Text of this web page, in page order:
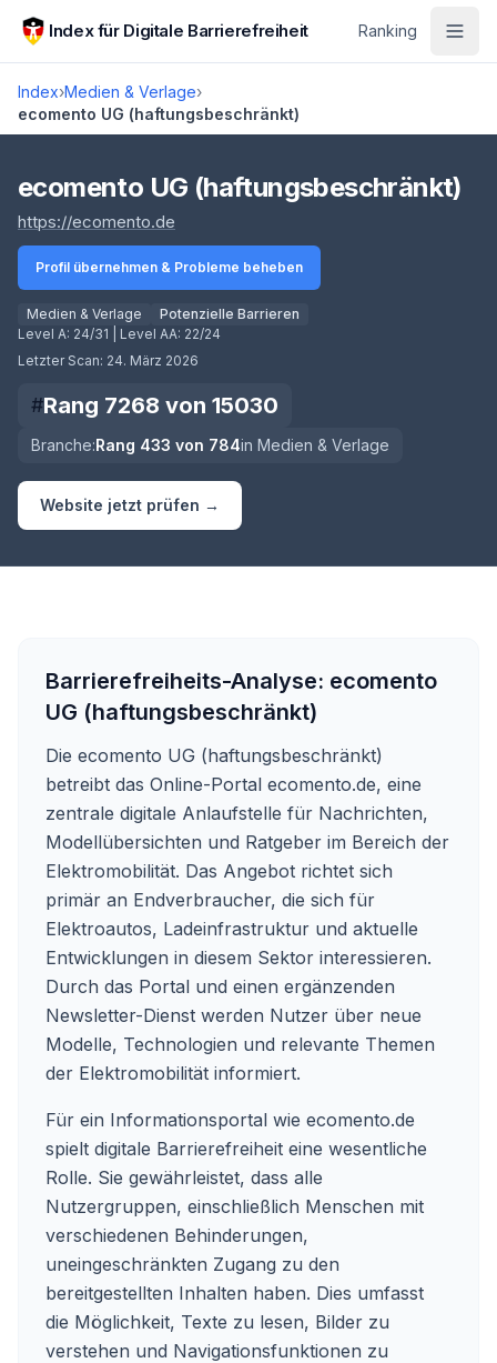
Zum Hauptinhalt springen
Index für Digitale Barrierefreiheit Ranking
Index›Medien & Verlage›
ecomento UG (haftungsbeschränkt)
Score lädt
ecomento UG (haftungsbeschränkt)
https://ecomento.de
Profil übernehmen & Probleme beheben
Medien & Verlage
Potenzielle Barrieren
Level A: 24/31 | Level AA: 22/24
Letzter Scan: 24. März 2026
#Rang 7268 von 15030
Branche:Rang 433 von 784in Medien & Verlage
Website jetzt prüfen →
Barrierefreiheits-Analyse: ecomento
UG (haftungsbeschränkt)
Die ecomento UG (haftungsbeschränkt)
betreibt das Online-Portal ecomento.de, eine
zentrale digitale Anlaufstelle für Nachrichten,
Modellübersichten und Ratgeber im Bereich der
Elektromobilität. Das Angebot richtet sich
primär an Endverbraucher, die sich für
Elektroautos, Ladeinfrastruktur und aktuelle
Entwicklungen in diesem Sektor interessieren.
Durch das Portal und einen ergänzenden
Newsletter-Dienst werden Nutzer über neue
Modelle, Technologien und relevante Themen
der Elektromobilität informiert.
Für ein Informationsportal wie ecomento.de
spielt digitale Barrierefreiheit eine wesentliche
Rolle. Sie gewährleistet, dass alle
Nutzergruppen, einschließlich Menschen mit
verschiedenen Behinderungen,
uneingeschränkten Zugang zu den
bereitgestellten Inhalten haben. Dies umfasst
die Möglichkeit, Texte zu lesen, Bilder zu
verstehen und Navigationsfunktionen zu